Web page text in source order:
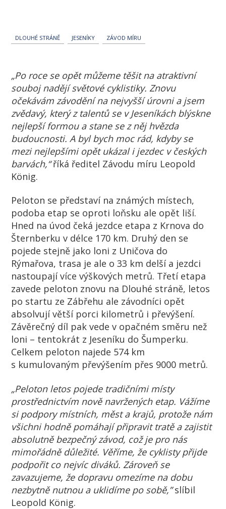
DLOUHÉ STRÁNĚ JESENÍKY ZÁVOD MÍRU
„Po roce se opět můžeme těšit na atraktivní
souboj nadějí světové cyklistiky. Znovu
očekávám závodění na nejvyšší úrovni a jsem
zvědavý, který z talentů se v Jeseníkách blýskne
nejlepší formou a stane se z něj hvězda
budoucnosti. A byl bych moc rád, kdyby se
mezi nejlepšími opět ukázal i jezdec v českých
barvách,“říká ředitel Závodu míru Leopold
König.
Peloton se představí na známých místech,
podoba etap se oproti loňsku ale opět liší.
Hned na úvod čeká jezdce etapa z Krnova do
Šternberku v délce 170 km. Druhý den se
pojede stejně jako loni z Uničova do
Rýmařova, trasa je ale o 33 km delší a jezdci
nastoupají více výškových metrů. Třetí etapa
zavede peloton znovu na Dlouhé stráně, letos
po startu ze Zábřehu ale závodníci opět
absolvují větší porci kilometrů i převýšení.
Závěrečný díl pak vede v opačném směru než
loni – tentokrát z Jeseníku do Šumperku.
Celkem peloton najede 574 km
s kumulovaným převýšením přes 9000 metrů.
„Peloton letos pojede tradičními místy
prostřednictvím nově navržených etap. Vážíme
si podpory místních, měst a krajů, protože nám
všichni hodně pomáhají připravit tratě a zajistit
absolutně bezpečný závod, což je pro nás
mimořádně důležité. Věříme, že cyklisty přijde
podpořit co nejvíc diváků. Zároveň se
zavazujeme, že dopravu omezíme na dobu
nezbytně nutnou a uklidíme po sobě,”slíbil
Leopold König.